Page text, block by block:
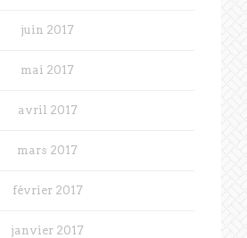
juin 2017
mai 2017
avril 2017
mars 2017
février 2017
janvier 2017